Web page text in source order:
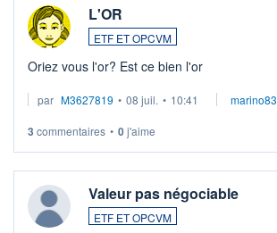
L'OR
ETF ET OPCVM
Oriez vous l'or? Est ce bien l'or
par M3627819 • 08 juil. • 10:41 marino83
3 commentaires • 0j'aime
Valeur pas négociable
ETF ET OPCVM